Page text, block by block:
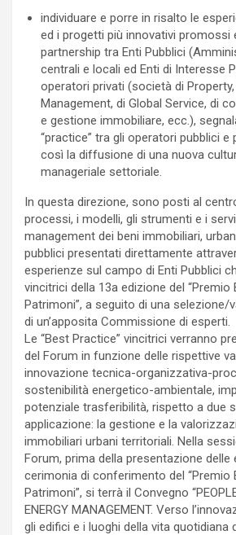
individuare e porre in risalto le
ed i progetti più innovativi promossi
partnership tra Enti Pubblici
centrali e locali ed Enti di Interesse
operatori privati (società di
Management, di Global Service, di
e gestione immobiliare, ecc.),
“practice” tra gli operatori pubblici e
così la diffusione di una nuova
manageriale settoriale.
In questa direzione, sono posti al
processi, i modelli, gli strumenti e i
management dei beni immobiliari,
pubblici presentati direttamente
esperienze sul campo di Enti Pubblici
vincitrici della 13a edizione del “Premio
Patrimoni”, a seguito di una selezione/
di un’apposita Commissione di esperti.
Le “Best Practice” vincitrici verranno
del Forum in funzione delle rispettive
innovazione tecnica-organizzativa-
sostenibilità energetico-ambientale,
potenziale trasferibilità, rispetto a due
applicazione: la gestione e la
immobiliari urbani territoriali. Nella
Forum, prima della presentazione delle
cerimonia di conferimento del “Premio
Patrimoni”, si terrà il Convegno
ENERGY MANAGEMENT. Verso
gli edifici e i luoghi della vita quotidiana